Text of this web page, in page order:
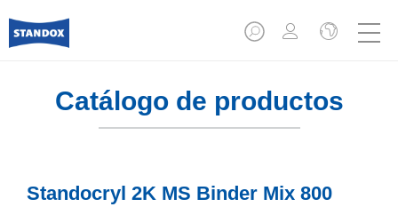
Catálogo de productos
Standocryl 2K MS Binder Mix 800